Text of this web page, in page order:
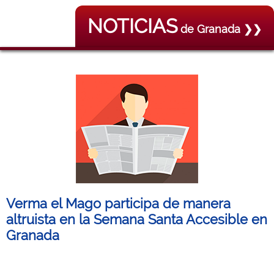
NOTICIASde Granada ❯❯
Verma el Mago participa de manera
altruista en la Semana Santa Accesible en
Granada